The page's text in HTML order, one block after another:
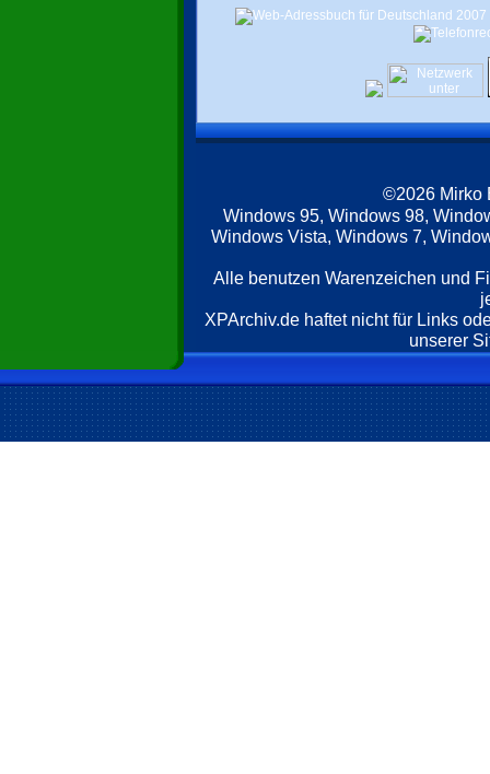
©2026 Mirko
Windows 95, Windows 98,
Windows Vista, Windows 7,
Alle benutzen Warenzeichen und
XPArchiv.de haftet nicht für Links
unserer